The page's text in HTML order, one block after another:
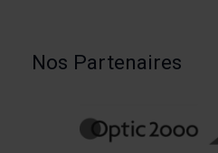
Nos Partenaires